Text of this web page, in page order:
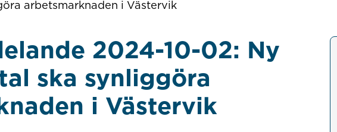
arbetsmarknaden i Västervik
2024-10-02: Ny
ska synliggöra
i Västervik